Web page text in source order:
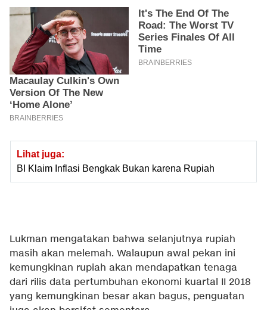
Lihat juga:
BI Klaim Inflasi Bengkak Bukan karena Rupiah
Lukman mengatakan bahwa selanjutnya rupiah
masih akan melemah. Walaupun awal pekan ini
kemungkinan rupiah akan mendapatkan tenaga
dari rilis data pertumbuhan ekonomi kuartal II 2018
yang kemungkinan besar akan bagus, penguatan